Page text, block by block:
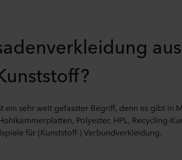
aus
ein sehr weit gefasster Begriff, denn es gibt in
Polyester, HPL, Recycling-
für (Kunststoff-) Verbundverkleidung.